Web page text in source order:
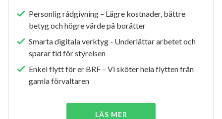
Personlig rådgivning – Lägre kostnader, bättre
betyg och högre värde på borätter
Smarta digitala verktyg - Underlättar arbetet och
sparar tid för styrelsen
Enkel flytt för er BRF – Vi sköter hela flytten från
gamla förvaltaren
LÄS MER